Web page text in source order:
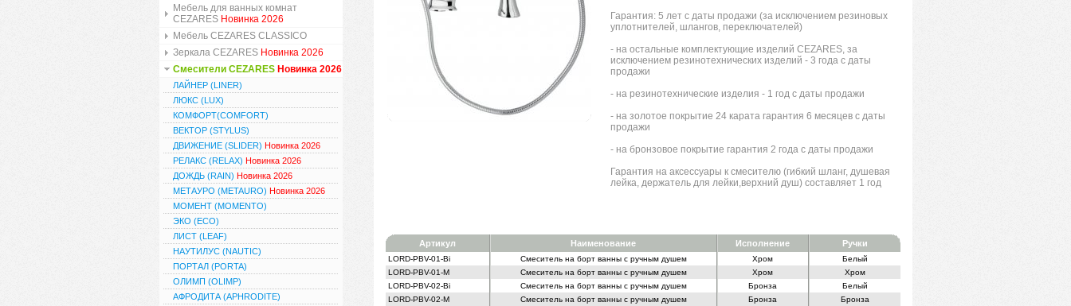
Мебель для ванных комнат
CEZARES Новинка 2026
Мебель CEZARES CLASSICO
Зеркала CEZARES Новинка 2026
Смесители CEZARES Новинка 2026
ЛАЙНЕР (LINER)
ЛЮКС (LUX)
КОМФОРТ(COMFORT)
ВЕКТОР (STYLUS)
ДВИЖЕНИЕ (SLIDER) Новинка 2026
РЕЛАКС (RELAX) Новинка 2026
ДОЖДЬ (RAIN) Новинка 2026
МЕТАУРО (METAURO) Новинка 2026
МОМЕНТ (MOMENTO)
ЭКО (ECO)
ЛИСТ (LEAF)
НАУТИЛУС (NAUTIC)
ПОРТАЛ (PORTA)
ОЛИМП (OLIMP)
АФРОДИТА (APHRODITE)
Гарантия: 5 лет с даты продажи (за исключением резиновых
уплотнителей, шлангов, переключателей)
- на остальные комплектующие изделий CEZARES, за
исключением резинотехнических изделий - 3 года с даты
продажи
- на резинотехнические изделия - 1 год с даты продажи
- на золотое покрытие 24 карата гарантия 6 месяцев с даты
продажи
- на бронзовое покрытие гарантия 2 года с даты продажи
Гарантия на аксессуары к смесителю (гибкий шланг, душевая
лейка, держатель для лейки,верхний душ) составляет 1 год
Артикул Наименование Исполнение Ручки
LORD-PBV-01-Bi Смеситель на борт ванны с ручным душем Хром
Белый
LORD-PBV-01-M
Смеситель на борт ванны с ручным душем Хром
Хром
LORD-PBV-02-Bi
Смеситель на борт ванны с ручным душем Бронза
Белый
LORD-PBV-02-M
Смеситель на борт ванны с ручным душем Бронза
Бронза